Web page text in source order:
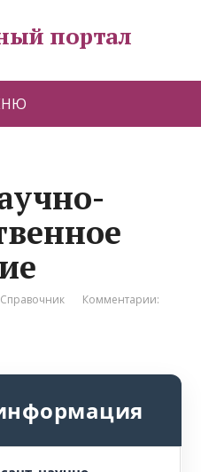
портал
Справочник
Комментарии: